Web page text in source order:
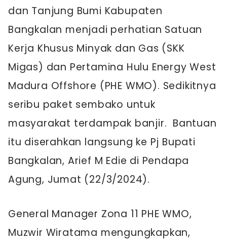
dan Tanjung Bumi Kabupaten
Bangkalan menjadi perhatian Satuan
Kerja Khusus Minyak dan Gas (SKK
Migas) dan Pertamina Hulu Energy West
Madura Offshore (PHE WMO). Sedikitnya
seribu paket sembako untuk
masyarakat terdampak banjir. Bantuan
itu diserahkan langsung ke Pj Bupati
Bangkalan, Arief M Edie di Pendapa
Agung, Jumat (22/3/2024).
General Manager Zona 11 PHE WMO,
Muzwir Wiratama mengungkapkan,